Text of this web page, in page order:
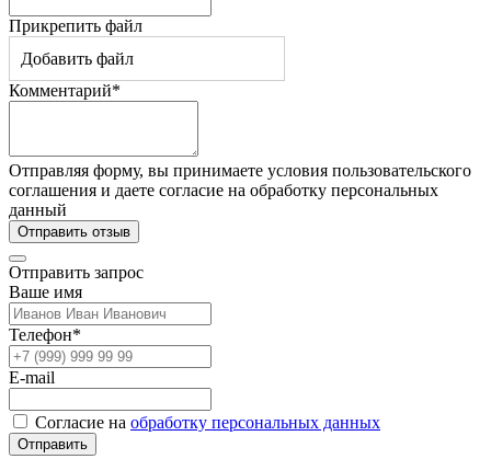
Прикрепить файл
Добавить файл
Комментарий*
Отправляя форму, вы принимаете условия пользовательского
соглашения и даете согласие на обработку персональных
данный
Отправить отзыв
Отправить запрос
Ваше имя
Телефон*
E-mail
Согласие на обработку персональных данных
Отправить